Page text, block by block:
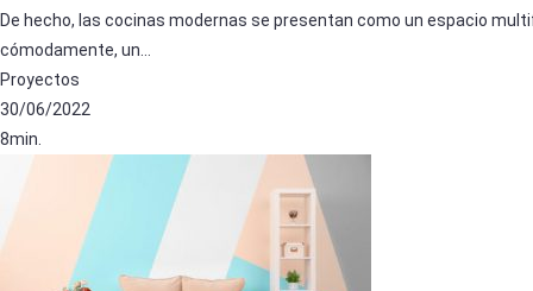
De hecho, las cocinas modernas se presentan como un espacio
cómodamente, un…
Proyectos
30/06/2022
8min.